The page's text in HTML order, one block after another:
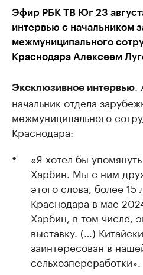
Эфир РБК ТВ Юг 23
интервью с начальником
межмуниципального
Краснодара Алексеем
Эксклюзивное интервью
начальник отдела
межмуниципального
Краснодара:
«Я хотел бы
Харбин. Мы с ним
этого слова, более 15
Краснодара в мае
Харбин, в том числе,
выставку. (…)
заинтересован в
сельхозпереработки».